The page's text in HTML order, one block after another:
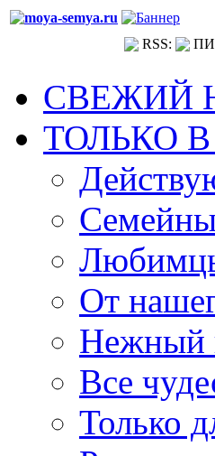
RSS:
СВЕЖИЙ
ТОЛЬКО
От
Нежный
Все
Только